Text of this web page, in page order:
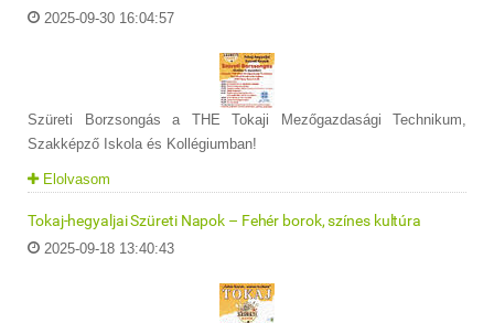
2025-09-30 16:04:57
Szüreti Borzsongás a THE Tokaji Mezőgazdasági Technikum,
Szakképző Iskola és Kollégiumban!
Elolvasom
Tokaj-hegyaljai Szüreti Napok – Fehér borok, színes kultúra
2025-09-18 13:40:43